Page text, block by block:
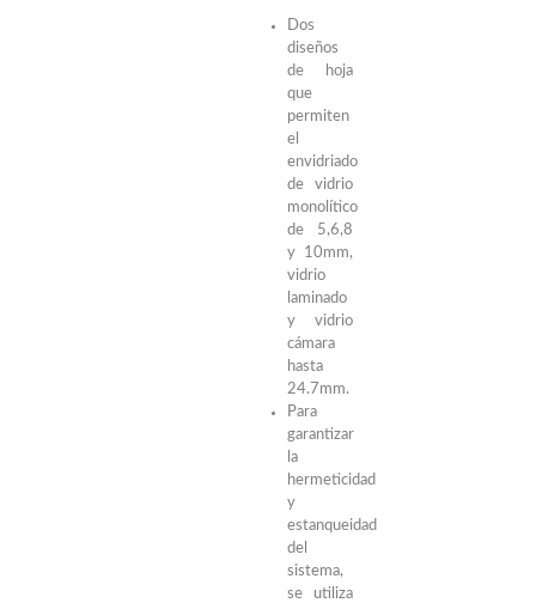
Dos
diseños
de hoja
que
permiten
el
envidriado
de vidrio
monolítico
de 5,6,8
y 10mm,
vidrio
laminado
y vidrio
cámara
hasta
24.7mm.
Para
garantizar
la
hermeticidad
y
estanqueidad
del
sistema,
se utiliza